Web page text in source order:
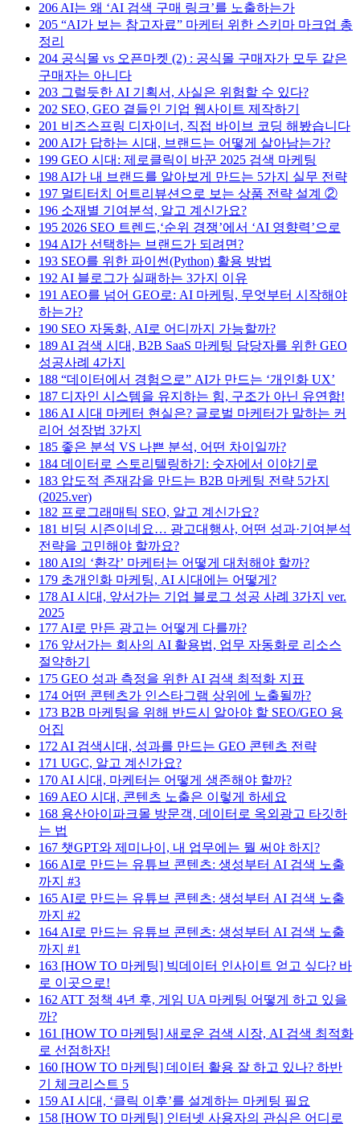
206 AI는 왜 ‘AI 검색 구매 링크’를 노출하는가
205 “AI가 보는 참고자료” 마케터 위한 스키마 마크업 총
정리
204 공식몰 vs 오픈마켓 (2) : 공식몰 구매자가 모두 같은
구매자는 아니다
203 그럴듯한 AI 기획서, 사실은 위험할 수 있다?
202 SEO, GEO 곁들인 기업 웹사이트 제작하기
201 비즈스프링 디자이너, 직접 바이브 코딩 해봤습니다
200 AI가 답하는 시대, 브랜드는 어떻게 살아남는가?
199 GEO 시대: 제로클릭이 바꾼 2025 검색 마케팅
198 AI가 내 브랜드를 알아보게 만드는 5가지 실무 전략
197 멀티터치 어트리뷰션으로 보는 상품 전략 설계 ②
196 소재별 기여분석, 알고 계신가요?
195 2026 SEO 트렌드,‘순위 경쟁’에서 ‘AI 영향력’으로
194 AI가 선택하는 브랜드가 되려면?
193 SEO를 위한 파이썬(Python) 활용 방법
192 AI 블로그가 실패하는 3가지 이유
191 AEO를 넘어 GEO로: AI 마케팅, 무엇부터 시작해야
하는가?
190 SEO 자동화, AI로 어디까지 가능할까?
189 AI 검색 시대, B2B SaaS 마케팅 담당자를 위한 GEO
성공사례 4가지
188 “데이터에서 경험으로” AI가 만드는 ‘개인화 UX’
187 디자인 시스템을 유지하는 힘, 구조가 아닌 유연함!
186 AI 시대 마케터 현실은? 글로벌 마케터가 말하는 커
리어 성장법 3가지
185 좋은 분석 VS 나쁜 분석, 어떤 차이일까?
184 데이터로 스토리텔링하기: 숫자에서 이야기로
183 압도적 존재감을 만드는 B2B 마케팅 전략 5가지
(2025.ver)
182 프로그래매틱 SEO, 알고 계신가요?
181 비딩 시즌이네요… 광고대행사, 어떤 성과·기여분석
전략을 고민해야 할까요?
180 AI의 ‘환각’ 마케터는 어떻게 대처해야 할까?
179 초개인화 마케팅, AI 시대에는 어떻게?
178 AI 시대, 앞서가는 기업 블로그 성공 사례 3가지 ver.
2025
177 AI로 만든 광고는 어떻게 다를까?
176 앞서가는 회사의 AI 활용법, 업무 자동화로 리소스
절약하기
175 GEO 성과 측정을 위한 AI 검색 최적화 지표
174 어떤 콘텐츠가 인스타그램 상위에 노출될까?
173 B2B 마케팅을 위해 반드시 알아야 할 SEO/GEO 용
어집
172 AI 검색시대, 성과를 만드는 GEO 콘텐츠 전략
171 UGC, 알고 계신가요?
170 AI 시대, 마케터는 어떻게 생존해야 할까?
169 AEO 시대, 콘텐츠 노출은 이렇게 하세요
168 용산아이파크몰 방문객, 데이터로 옥외광고 타깃하
는 법
167 챗GPT와 제미나이, 내 업무에는 뭘 써야 하지?
166 AI로 만드는 유튜브 콘텐츠: 생성부터 AI 검색 노출
까지 #3
165 AI로 만드는 유튜브 콘텐츠: 생성부터 AI 검색 노출
까지 #2
164 AI로 만드는 유튜브 콘텐츠: 생성부터 AI 검색 노출
까지 #1
163 [HOW TO 마케팅] 빅데이터 인사이트 얻고 싶다? 바
로 이곳으로!
162 ATT 정책 4년 후, 게임 UA 마케팅 어떻게 하고 있을
까?
161 [HOW TO 마케팅] 새로운 검색 시장, AI 검색 최적화
로 선점하자!
160 [HOW TO 마케팅] 데이터 활용 잘 하고 있나? 하반
기 체크리스트 5
159 AI 시대, ‘클릭 이후’를 설계하는 마케팅 필요
158 [HOW TO 마케팅] 인터넷 사용자의 관심은 어디로